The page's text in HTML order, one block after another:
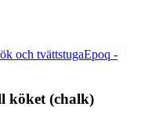
och tvättstugaEpoq -
köket (chalk)